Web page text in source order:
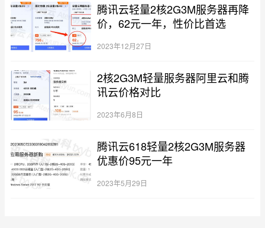
腾讯云轻量2核2G3M服务器再降
价，62元一年，性价比首选
2023年12月27日
2核2G3M轻量服务器阿里云和腾
讯云价格对比
2023年6月8日
腾讯云618轻量2核2G3M服务器
优惠价95元一年
2023年5月29日